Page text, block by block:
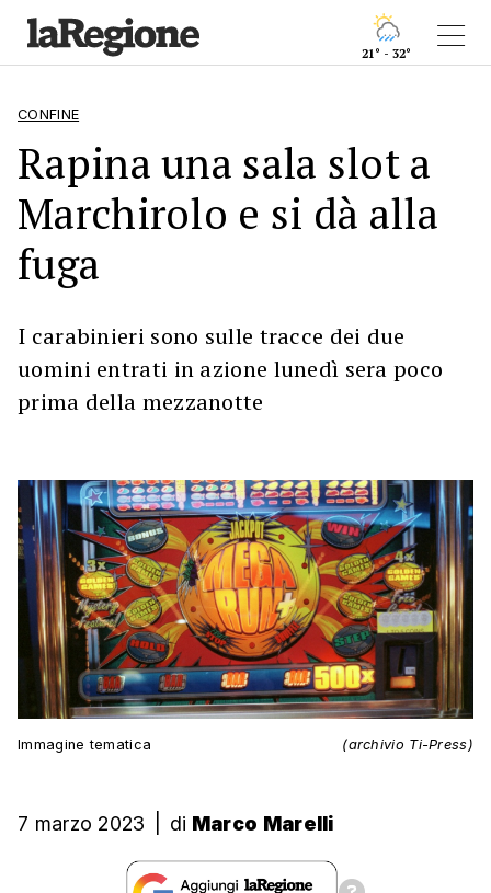
21° - 32°
CONFINE
Rapina una sala slot a
Marchirolo e si dà alla
fuga
I carabinieri sono sulle tracce dei due
uomini entrati in azione lunedì sera poco
prima della mezzanotte
Immagine tematica (archivio Ti-Press)
7 marzo 2023 di Marco Marelli